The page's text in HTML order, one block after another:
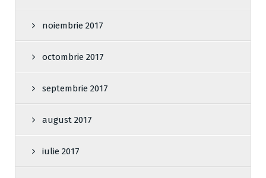
noiembrie 2017
octombrie 2017
septembrie 2017
august 2017
iulie 2017